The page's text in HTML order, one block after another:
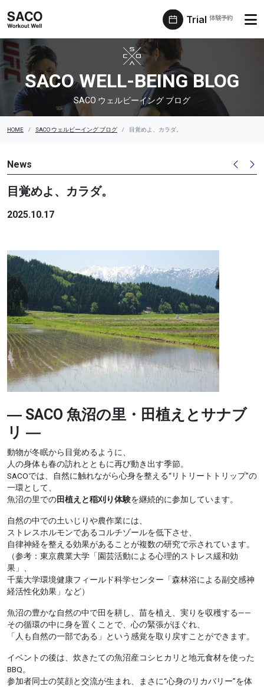
Trial 体験予約
SACO ウェルビーイング ブログ
SACO WELL-BEING BLOG
SACO ウェルビーイング ブログ
HOME SACO ウェルビーイング ブログ 目覚めよ、カラダ。
News
目覚めよ、カラダ。
2025.10.17
― SACO 魚沼の里・田植えとサナブ
リ ―
動物が冬眠から目覚めるように、
人の身体も春の訪れとともに再び動き出す季節。
SACOでは、自然に触れながら心身を整える“リトリートトリップ”の
一環として、
魚沼の里での田植えと稲刈り体験を継続的に参加しています。
自然の中での土いじりや農作業には、
ストレスホルモンであるコルチゾールを低下させ、
自律神経を整える効果があることが複数の研究で示されています。
（参考：東京農業大学「園芸活動による心理的ストレス緩和効
果」、
千葉大学環境健康フィールド科学センター「森林浴による副交感神
経活性化効果」など）
魚沼の豊かな自然の中で田を耕し、苗を植え、実りを収穫する——
その循環の中に身を置くことで、心の緊張がほぐれ、
「人も自然の一部である」という感覚を取り戻すことができます。
イベントの後は、炊きたての魚沼産コシヒカリと地元食材を使った
BBQ。
参加者同士の笑顔と交流が生まれ、まさに“心身のリカバリー”を体